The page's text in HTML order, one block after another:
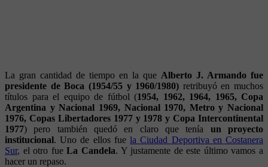
La gran cantidad de tiempo en la que Alberto J. Armando fue
presidente de Boca (1954/55 y 1960/1980) retribuyó en muchos
títulos para el equipo de fútbol (1954, 1962, 1964, 1965, Copa
Argentina y Nacional 1969, Nacional 1970, Metro y Nacional
1976, Copas Libertadores 1977 y 1978 y Copa Intercontinental
1977) pero también quedó en claro que tenía un proyecto
institucional. Uno de ellos fuela Ciudad Deportiva en Costanera
Sur, el otro fueLa Candela. Y justamente de este último vamos a
hacer un repaso.